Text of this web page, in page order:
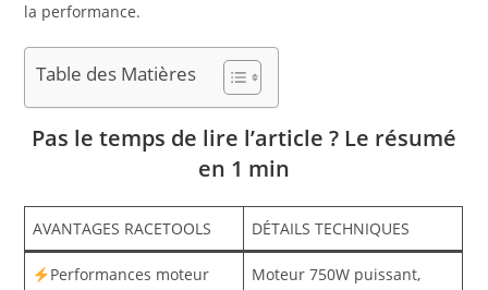
la performance.
Table des Matières
Pas le temps de lire l’article ? Le résumé
en 1 min
AVANTAGES RACETOOLS DÉTAILS TECHNIQUES
Performances moteur
Moteur 750W puissant,